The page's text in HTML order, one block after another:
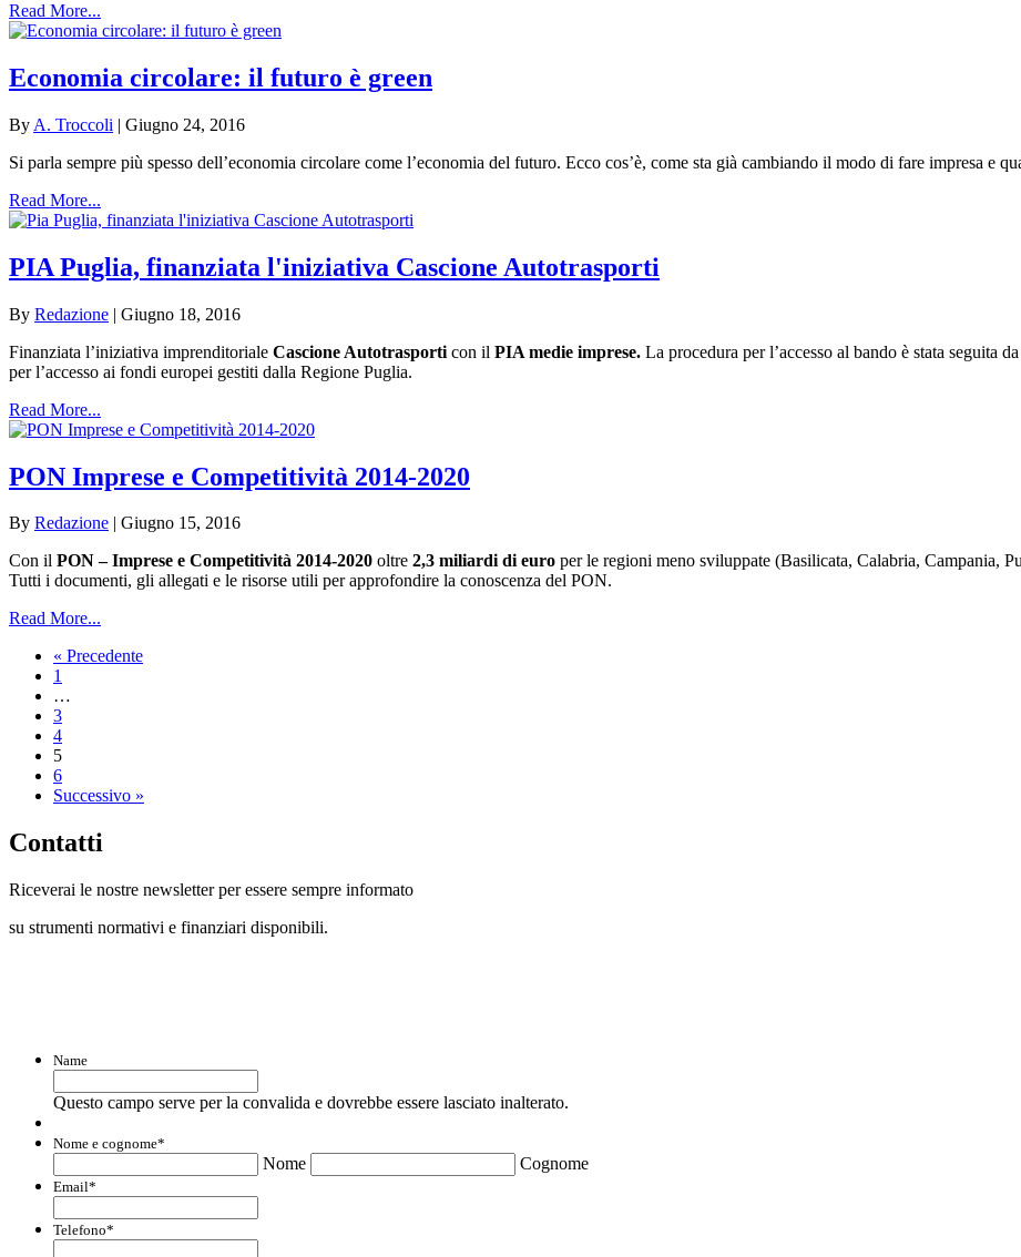
Read More...
Economia circolare: il futuro è green
By A. Troccoli | Giugno 24, 2016
Si parla sempre più spesso dell’economia circolare come l’economia del futuro. Ecco cos’è, come sta già cambiando il modo di fare impresa e
Read More...
PIA Puglia, finanziata l'iniziativa Cascione Autotrasporti
By Redazione | Giugno 18, 2016
Finanziata l’iniziativa imprenditoriale Cascione Autotrasporti con il PIA medie imprese. La procedura per l’accesso al bando è stata seguita da
per l’accesso ai fondi europei gestiti dalla Regione Puglia.
Read More...
PON Imprese e Competitività 2014-2020
By Redazione | Giugno 15, 2016
Con il PON – Imprese e Competitività 2014-2020 oltre 2,3 miliardi di euro per le regioni meno sviluppate (Basilicata, Calabria, Campania,
Tutti i documenti, gli allegati e le risorse utili per approfondire la conoscenza del PON.
Read More...
« Precedente
1
…
3
4
5
6
Successivo »
Contatti
Riceverai le nostre newsletter per essere sempre informato
su strumenti normativi e finanziari disponibili.
Name
Questo campo serve per la convalida e dovrebbe essere lasciato inalterato.
Nome e cognome*
Nome Cognome
Email*
Telefono*